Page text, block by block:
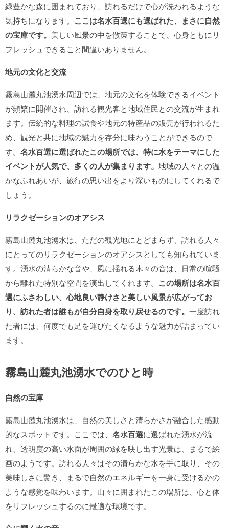
緑豊かな森に囲まれており、訪れるだけで心が洗われるような
気持ちになります。 ここは名水百選にも選ばれた、まさに自然
の宝庫です。 美しい風景の中を散策することで、心身ともにリ
フレッシュできること間違いありません。
地元の文化と交流
霧島山麓丸池湧水周辺では、地元の文化を体験できるイベント
が頻繁に開催され、訪れる観光客と地域住民との交流が生まれ
ます。伝統的な料理の試食や地元の特産品の販売が行われるた
め、観光と共に地域の魅力を存分に味わうことができるので
す。 名水百選に選ばれたこの場所では、特に水をテーマにした
イベントが人気で、多くの人が集まります。 地域の人々との温
かなふれあいが、旅行の思い出をより深いものにしてくれるで
しょう。
リラクゼーションのオアシス
霧島山麓丸池湧水は、ただの観光地にとどまらず、訪れる人々
にとってのリラクゼーションのオアシスとしても知られていま
す。湧水の清らかな音や、風に揺れる木々の音は、日常の喧騒
から離れた特別な空間を演出してくれます。 この場所は名水百
選にふさわしい、心地良い静けさと美しい風景が広がってお
り、訪れた者は誰もが自分自身を取り戻せるのです。 一度訪れ
た者には、何度でも足を運びたくなるような魅力が詰まってい
ます。
霧島山麓丸池湧水でのひと時
自然の宝庫
霧島山麓丸池湧水は、自然の美しさと清らかさが融合した感動
的なスポットです。ここでは、 名水百選に選ばれた湧水が流
れ、透明度の高い水面が周囲の緑を映し出す光景は、まるで絵
画のようです。訪れる人々はその清らかな水を手に取り、その
美味しさに驚き、まるで自然のエネルギーを一身に受けるかの
ような感覚を味わいます。山々に囲まれたこの場所は、心と体
をリフレッシュするのに最適な環境です。